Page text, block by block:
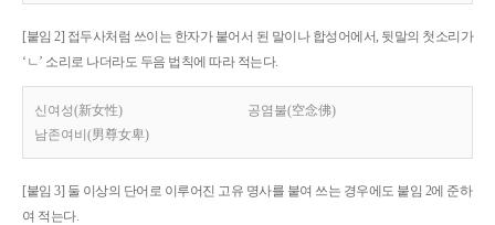
[붙임 2] 접두사처럼 쓰이는 한자가 붙어서 된 말이나 합성어에서, 뒷말의 첫소리가
‘ㄴ’ 소리로 나더라도 두음 법칙에 따라 적는다.
신여성(新女性)
공염불(空念佛)
남존여비(男尊女卑)
[붙임 3] 둘 이상의 단어로 이루어진 고유 명사를 붙여 쓰는 경우에도 붙임 2에 준하
여 적는다.